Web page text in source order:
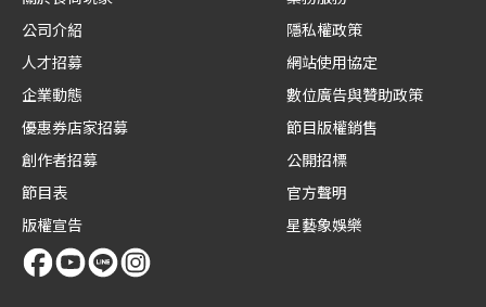
公司介紹
人才招募
企業動態
優惠券店家招募
創作者招募
節目表
版權宣告
隱私權政策
網站使用協定
數位廣告與贊助政策
節目版權銷售
公開招標
官方聲明
星藝象娛樂